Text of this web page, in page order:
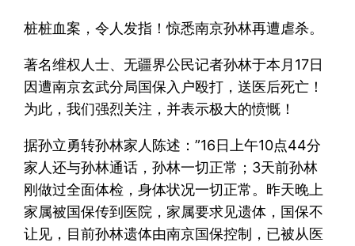
桩桩血案，令人发指！惊悉南京孙林再遭虐杀。
著名维权人士、无疆界公民记者孙林于本月17日
因遭南京玄武分局国保入户殴打，送医后死亡！
为此，我们强烈关注，并表示极大的愤慨！
据孙立勇转孙林家人陈述：”16日上午10点44分
家人还与孙林通话，孙林一切正常；3天前孙林
刚做过全面体检，身体状况一切正常。昨天晚上
家属被国保传到医院，家属要求见遗体，国保不
让见，目前孙林遗体由南京国保控制，已被从医